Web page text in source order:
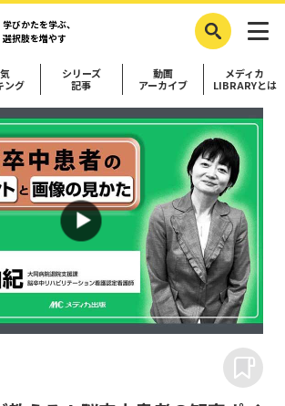
学びかたを学ぶ、
選択肢を増やす
ング
シリーズ
記事
動画
アーカイブ
メディカ
LIBRARYとは